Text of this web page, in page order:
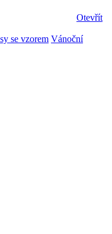
Otevřít
se vzorem Vánoční